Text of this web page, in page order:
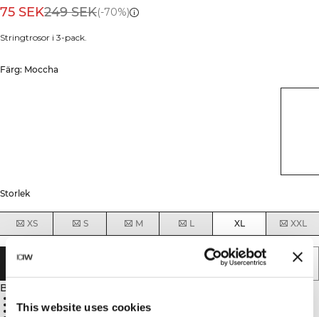
This website uses cookies
75 SEK249 SEK(-70%)
Stringtrosor i 3-pack.
Färg: Moccha
Storlek
XS S M L XL XXL
Beskrivning
Optimal andningsförmåga
Nästan osynliga under kläder